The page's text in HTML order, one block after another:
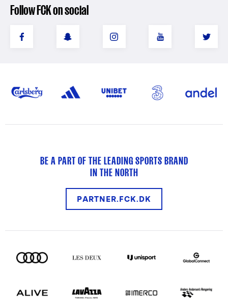
Follow FCK on social
BE A PART OF THE LEADING SPORTS BRAND
IN THE NORTH
PARTNER.FCK.DK